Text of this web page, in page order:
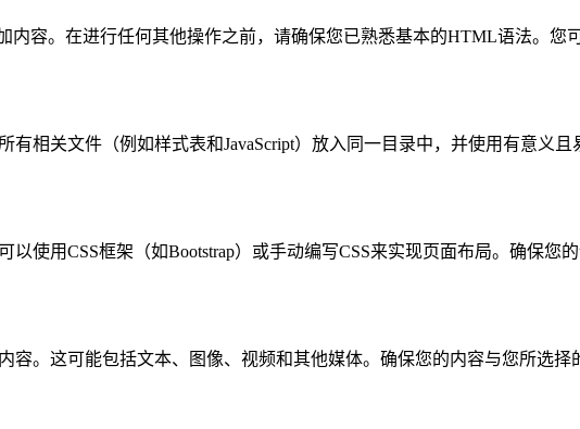
内容。在进行任何其他操作之前，请确保您已熟悉基本的HTML语法。
相关文件（例如样式表和JavaScript）放入同一目录中，并使用有意义
使用CSS框架（如Bootstrap）或手动编写CSS来实现页面布局。确保您
容。这可能包括文本、图像、视频和其他媒体。确保您的内容与您所选